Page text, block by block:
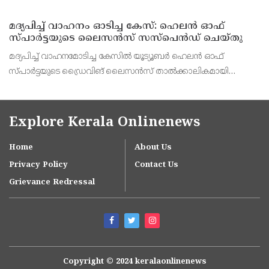
മദ്യപിച്ച് വാഹനം ഓടിച്ച കേസ്: ഹെലൻ ഓഫ്
സ്പാർട്ടയുടെ ലൈസൻസ് സസ്പെൻഡ് ചെയ്തു
മദ്യപിച്ച് വാഹനമോടിച്ച കേസിൽ യൂട്യൂബർ ഹെലൻ ഓഫ്
സ്പാർട്ടയുടെ ഡ്രൈവിങ് ലൈസൻസ് താൽക്കാലികമായി
ചെയ്തത്. കഴിഞ്ഞ മാസമാണ് മദ്യപിച്ച് വാഹനമോടിച്ചതിനു
ധന്യയ്ക്ക
Explore Kerala Onlinenews
Home
About Us
Privacy Policy
Contact Us
Grievance Redressal
Copyright © 2024 keralaonlinenews